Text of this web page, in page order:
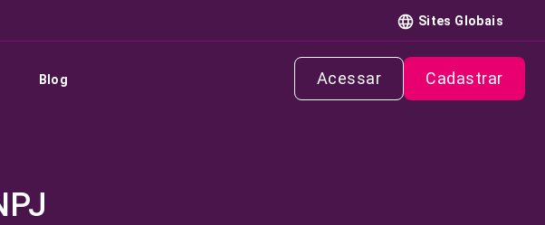
Sites Globais
Blog Acessar Cadastrar